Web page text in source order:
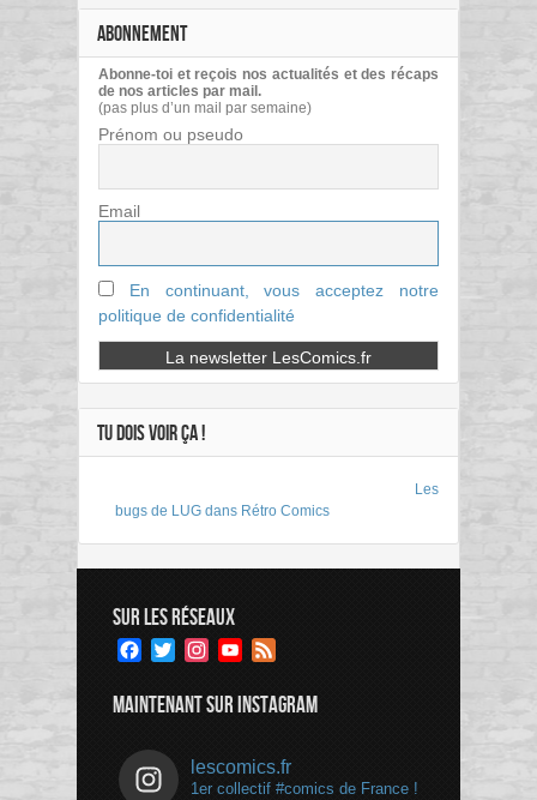
ABONNEMENT
Abonne-toi et reçois nos actualités et des récaps
de nos articles par mail.
(pas plus d’un mail par semaine)
Prénom ou pseudo
Email
En continuant, vous acceptez notre
politique de confidentialité
TU DOIS VOIR ÇA !
Les
bugs de LUG dans Rétro Comics
SUR LES RÉSEAUX
Facebook
TwitterInstagramYouTube
MAINTENANT SUR INSTAGRAM
lescomics.fr
1er collectif #comics de France !